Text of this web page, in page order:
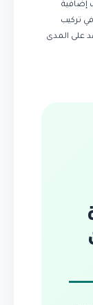
إضافية
تركيب
على المدى